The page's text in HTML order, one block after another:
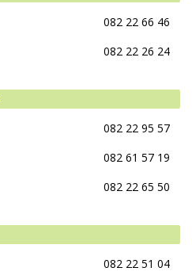
082 22 66 46
082 22 26 24
082 22 95 57
082 61 57 19
082 22 65 50
082 22 51 04